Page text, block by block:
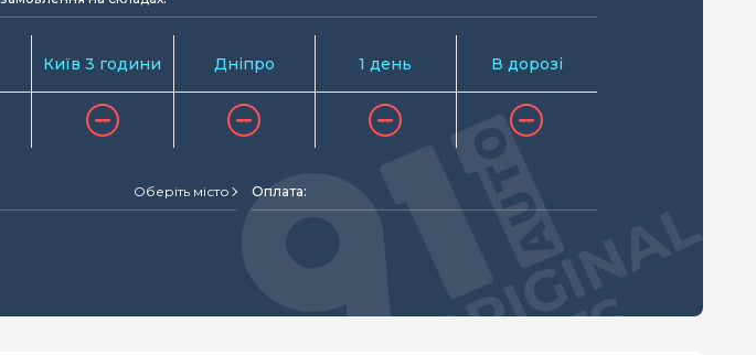
Київ 3 години Дніпро 1 день В дорозі
Оберіть місто Оплата: